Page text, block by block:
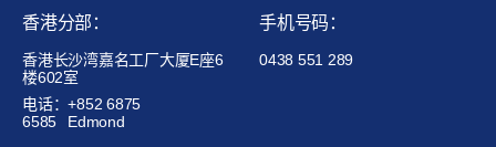
香港分部：
香港长沙湾嘉名工厂大厦E座6
楼602室
电话：+852 6875
6585
Edmond
手机号码：
0438 551 289